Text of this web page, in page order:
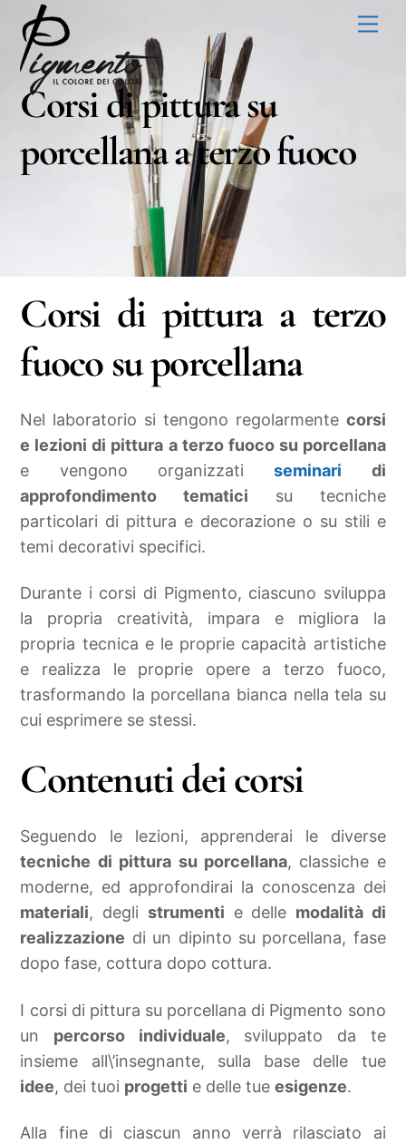
content
Corsi di pittura su
porcellana a terzo fuoco
Corsi di pittura a terzo
fuoco su porcellana
Nel laboratorio si tengono regolarmente corsi
e lezioni di pittura a terzo fuoco su porcellana
e vengono organizzatiseminari di
approfondimento tematici su tecniche
particolari di pittura e decorazione o su stili e
temi decorativi specifici.
Durante i corsi di Pigmento, ciascuno sviluppa
la propria creatività, impara e migliora la
propria tecnica e le proprie capacità artistiche
e realizza le proprie opere a terzo fuoco,
trasformando la porcellana bianca nella tela su
cui esprimere se stessi.
Contenuti dei corsi
Seguendo le lezioni, apprenderai le diverse
tecniche di pittura su porcellana, classiche e
moderne, ed approfondirai la conoscenza dei
materiali, degli strumenti e delle modalità di
realizzazione di un dipinto su porcellana, fase
dopo fase, cottura dopo cottura.
I corsi di pittura su porcellana di Pigmento sono
un percorso individuale, sviluppato da te
insieme all\’insegnante, sulla base delle tue
idee, dei tuoi progetti e delle tueesigenze.
Alla fine di ciascun anno verrà rilasciato ai